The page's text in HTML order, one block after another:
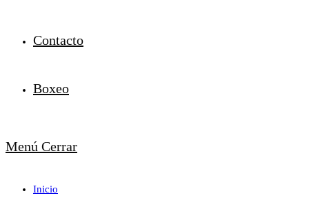
Contacto
Boxeo
Menú Cerrar
Inicio